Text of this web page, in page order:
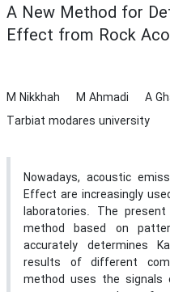
A New Method for
Effect from Rock
M Nikkhah M Ahmadi
A
Tarbiat modares university
Nowadays, acoustic
Effect are increasingly
laboratories. The
method based on
accurately determines
results of different
method uses the signals